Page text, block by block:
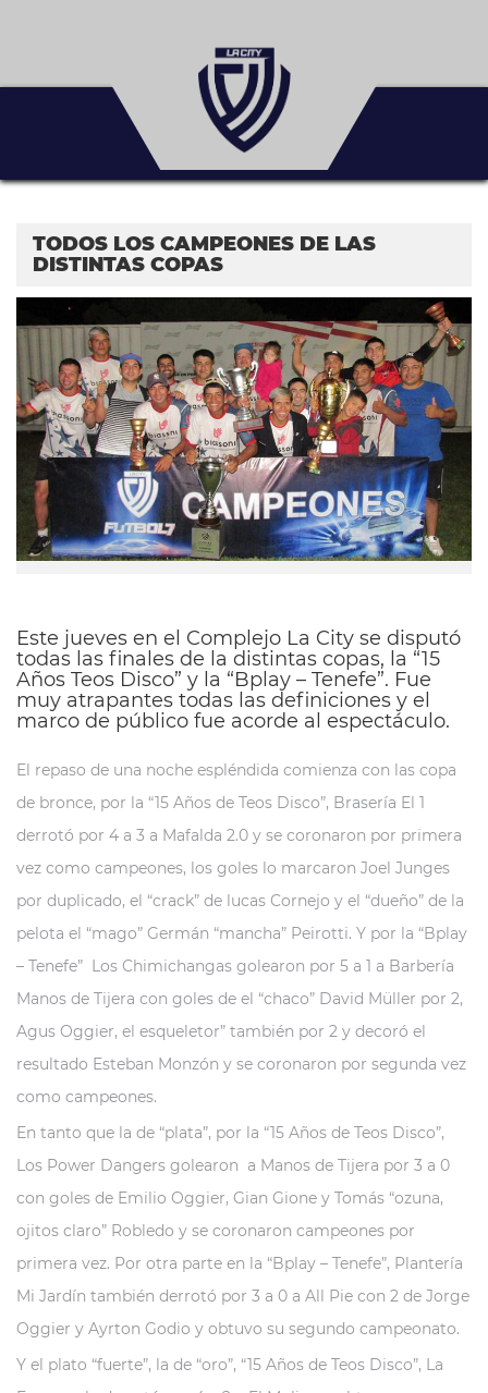
TODOS LOS CAMPEONES DE LAS
DISTINTAS COPAS
Este jueves en el Complejo La City se disputó
todas las finales de la distintas copas, la “15
Años Teos Disco” y la “Bplay – Tenefe”. Fue
muy atrapantes todas las definiciones y el
marco de público fue acorde al espectáculo.
El repaso de una noche espléndida comienza con las copa
de bronce, por la “15 Años de Teos Disco”, Brasería El 1
derrotó por 4 a 3 a Mafalda 2.0 y se coronaron por primera
vez como campeones, los goles lo marcaron Joel Junges
por duplicado, el “crack” de lucas Cornejo y el “dueño” de la
pelota el “mago” Germán “mancha” Peirotti. Y por la “Bplay
– Tenefe” Los Chimichangas golearon por 5 a 1 a Barbería
Manos de Tijera con goles de el “chaco” David Müller por 2,
Agus Oggier, el esqueletor” también por 2 y decoró el
resultado Esteban Monzón y se coronaron por segunda vez
como campeones.
En tanto que la de “plata”, por la “15 Años de Teos Disco”,
Los Power Dangers golearon a Manos de Tijera por 3 a 0
con goles de Emilio Oggier, Gian Gione y Tomás “ozuna,
ojitos claro” Robledo y se coronaron campeones por
primera vez. Por otra parte en la “Bplay – Tenefe”, Plantería
Mi Jardín también derrotó por 3 a 0 a All Pie con 2 de Jorge
Oggier y Ayrton Godio y obtuvo su segundo campeonato.
Y el plato “fuerte”, la de “oro”, “15 Años de Teos Disco”, La